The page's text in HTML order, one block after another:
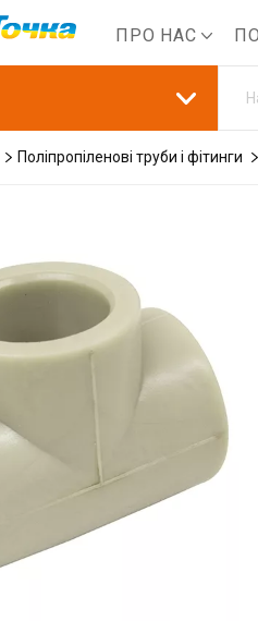
ПРО НАС
Поліпропіленові труби і фітинги